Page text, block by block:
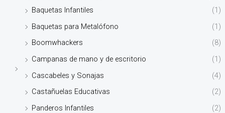
Baquetas Infantiles
(1)
Baquetas para Metalófono
(1)
Boomwhackers
(8)
Campanas de mano y de escritorio
(1)
Cascabeles y Sonajas
(4)
Castañuelas Educativas
(2)
Panderos Infantiles
(2)